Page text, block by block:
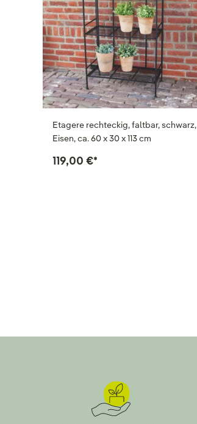
Etagere rechteckig, faltbar, schwarz,
Eisen, ca. 60 x 30 x 113 cm
119,00 €*